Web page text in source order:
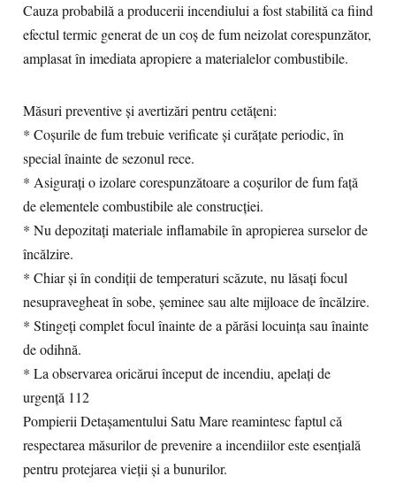
Cauza probabilă a producerii incendiului a fost stabilită ca fiind
efectul termic generat de un coș de fum neizolat corespunzător,
amplasat în imediata apropiere a materialelor combustibile.
Măsuri preventive și avertizări pentru cetățeni:
* Coșurile de fum trebuie verificate și curățate periodic, în
special înainte de sezonul rece.
* Asigurați o izolare corespunzătoare a coșurilor de fum față
de elementele combustibile ale construcției.
* Nu depozitați materiale inflamabile în apropierea surselor de
încălzire.
* Chiar și în condiții de temperaturi scăzute, nu lăsați focul
nesupravegheat în sobe, șeminee sau alte mijloace de încălzire.
* Stingeți complet focul înainte de a părăsi locuința sau înainte
de odihnă.
* La observarea oricărui început de incendiu, apelați de
urgență 112
Pompierii Detașamentului Satu Mare reamintesc faptul că
respectarea măsurilor de prevenire a incendiilor este esențială
pentru protejarea vieții și a bunurilor.